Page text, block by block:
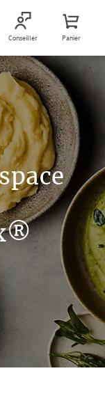
Conseiller Panier